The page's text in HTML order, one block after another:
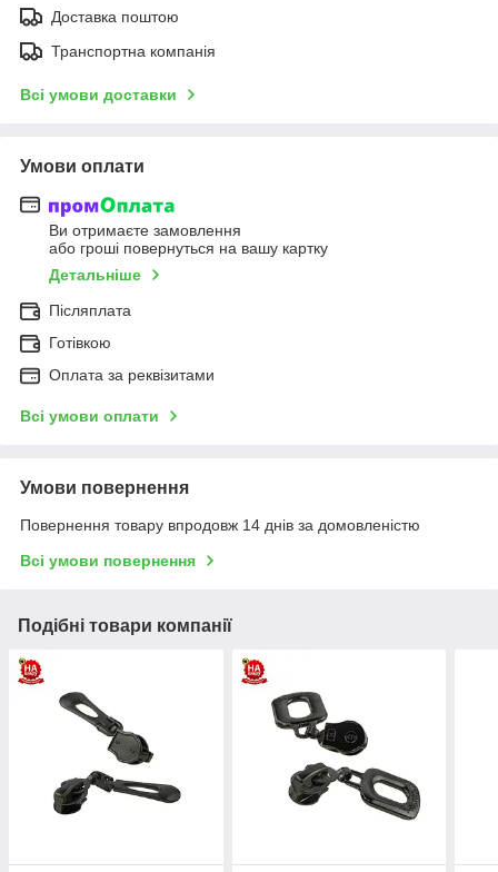
Доставка поштою
Транспортна компанія
Всі умови доставки
Умови оплати
Ви отримаєте замовлення
або гроші повернуться на вашу картку
Детальніше
Післяплата
Готівкою
Оплата за реквізитами
Всі умови оплати
Умови повернення
Повернення товару впродовж 14 днів за домовленістю
Всі умови повернення
Подібні товари компанії